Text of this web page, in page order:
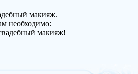
макияж.
необходимо:
макияж!